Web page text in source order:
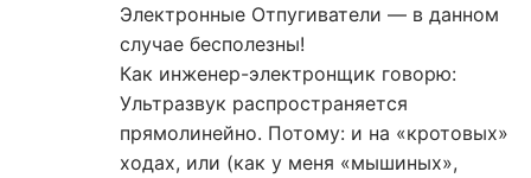
Электронные Отпугиватели — в данном
случае бесполезны!
Как инженер-электронщик говорю:
Ультразвук распространяется
прямолинейно. Потому: и на «кротовых»
ходах, или (как у меня «мышиных»,